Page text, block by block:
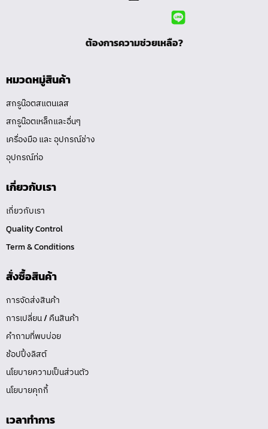
ต้องการความช่วยเหลือ?
หมวดหมู่สินค้า
สกรูน๊อตสแตนเลส
สกรูน๊อตเหล็กและอื่นๆ
เครื่องมือ และ อุปกรณ์ช่าง
อุปกรณ์ท่อ
เกี่ยวกับเรา
เกี่ยวกับเรา
Quality Control
Term & Conditions
สั่งซื้อสินค้า
การจัดส่งสินค้า
การเปลี่ยน / คืนสินค้า
คำถามที่พบบ่อย
ช้อปปิ้งลิสต์
นโยบายความเป็นส่วนตัว
นโยบายคุกกี้
เวลาทำการ